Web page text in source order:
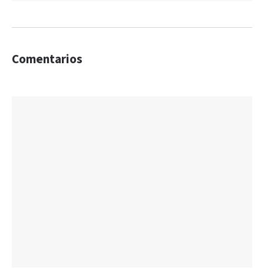
Comentarios